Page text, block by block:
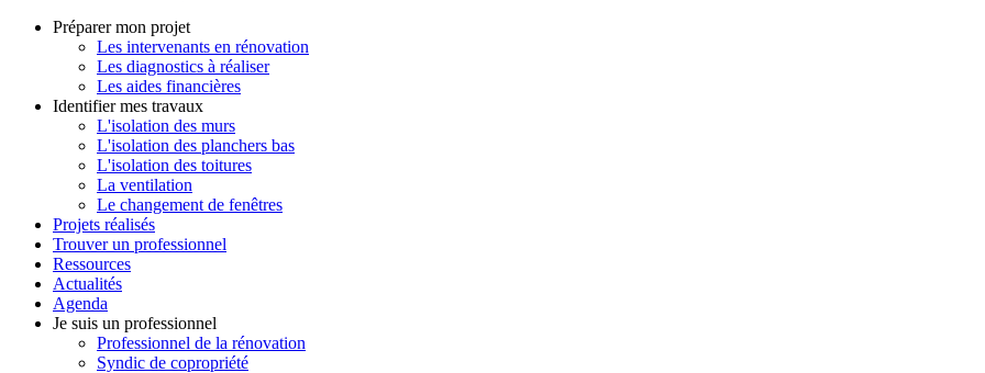
Préparer mon projet
Les intervenants en rénovation
Les diagnostics à réaliser
Les aides financières
Identifier mes travaux
L'isolation des murs
L'isolation des planchers bas
L'isolation des toitures
La ventilation
Le changement de fenêtres
Projets réalisés
Trouver un professionnel
Ressources
Actualités
Agenda
Je suis un professionnel
Professionnel de la rénovation
Syndic de copropriété